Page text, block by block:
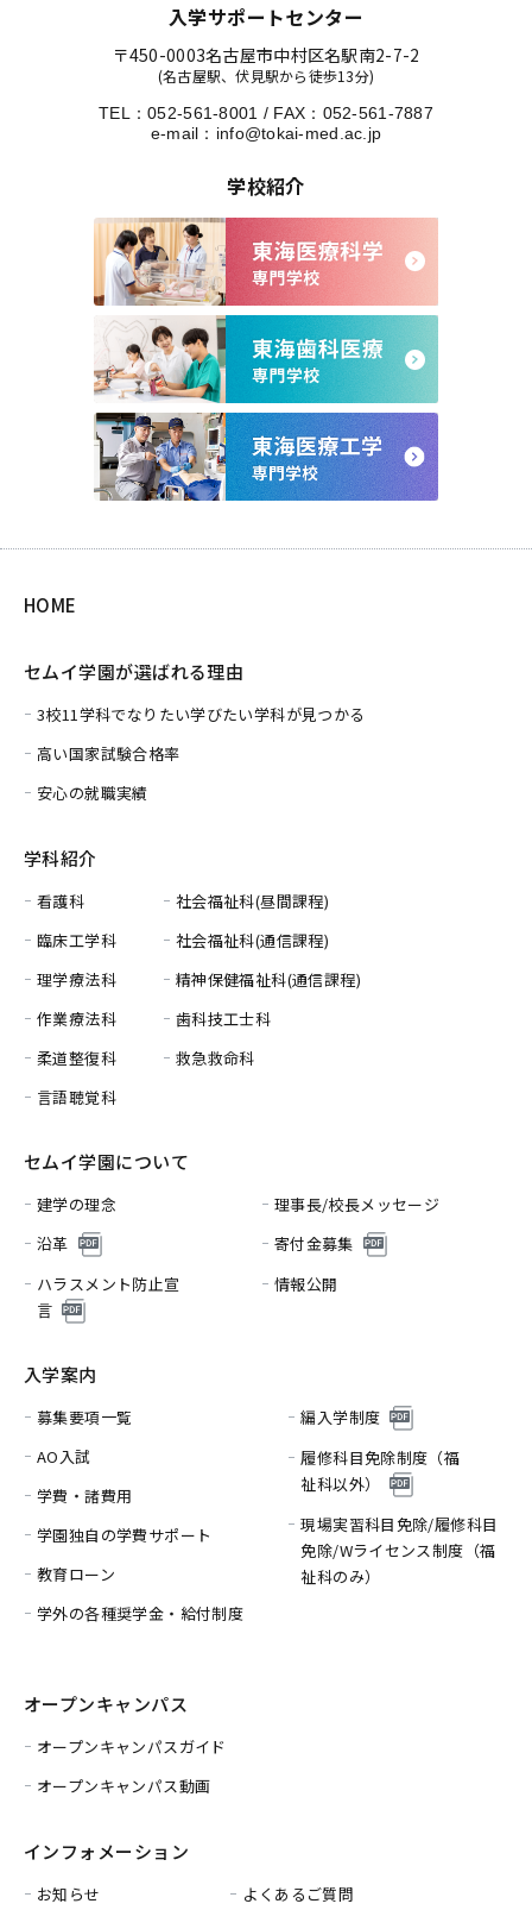
入学サポートセンター
〒450-0003名古屋市中村区名駅南2-7-2
(名古屋駅、伏見駅から徒歩13分)
TEL：052-561-8001 / FAX：052-561-7887
e-mail： info@tokai-med.ac.jp
学校紹介
HOME
セムイ学園が選ばれる理由
3校11学科でなりたい学びたい学科が見つかる
高い国家試験合格率
安心の就職実績
学科紹介
看護科
臨床工学科
理学療法科
作業療法科
柔道整復科
言語聴覚科
社会福祉科(昼間課程)
社会福祉科(通信課程)
精神保健福祉科(通信課程)
歯科技工士科
救急救命科
セムイ学園について
建学の理念
理事長/校長メッセージ
沿革
寄付金募集
ハラスメント防止宣
言
情報公開
入学案内
募集要項一覧
AO入試
学費・諸費用
学園独自の学費サポート
教育ローン
学外の各種奨学金・給付制度
編入学制度
履修科目免除制度（福
祉科以外）
現場実習科目免除/履修科目
免除/Wライセンス制度（福
祉科のみ）
オープンキャンパス
オープンキャンパスガイド
オープンキャンパス動画
インフォメーション
お知らせ よくあるご質問